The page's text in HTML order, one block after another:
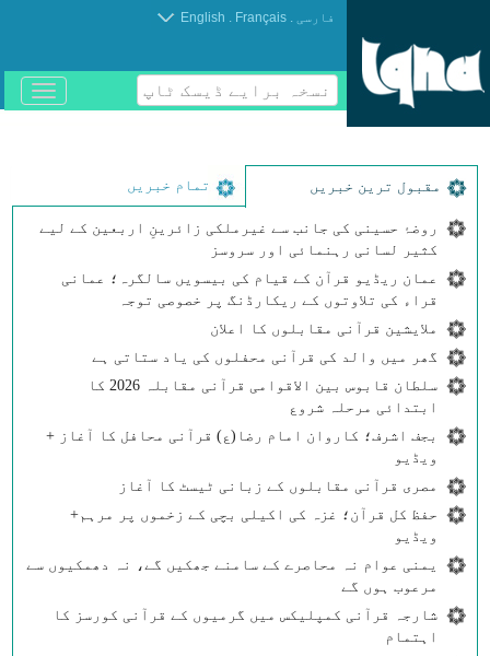
فارسی .
Français
.
English
نسخہ برایے ڈیسک ٹاپ
باز
و
مقبول ترین خبریں تمام خبریں
روضۂ حسینی کی جانب سے غیرملکی زائرینِ اربعین کے لیے
کثیر لسانی رہنمائی اور سروسز
عمان ریڈیو قرآن کے قیام کی بیسویں سالگرہ؛ عمانی
قراء کی تلاوتوں کے ریکارڈنگ پر خصوصی توجہ
ملایشین قرآنی مقابلوں کا اعلان
گھر میں والد کی قرآنی محفلوں کی یاد ستاتی ہے
سلطان قابوس بین الاقوامی قرآنی مقابلہ 2026 کا
ابتدائی مرحلہ شروع
بجف اشرف؛ کاروان امام رضا(ع) قرآنی محافل کا آغاز +
ویڈیو
مصری قرآنی مقابلوں کے زبانی ٹیسٹ کا آغاز
حفظ کل قرآن؛ غزہ کی اکیلی بچی کے زخموں پر مرہم+
ویڈیو
یمنی عوام نہ محاصرے کے سامنے جھکیں گے، نہ دھمکیوں سے
مرعوب ہوں گے
شارجہ قرآنی کمپلیکس میں گرمیوں کے قرآنی کورسز کا
اہتمام